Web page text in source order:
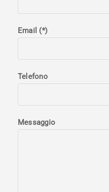
Email (*)
Telefono
Messaggio